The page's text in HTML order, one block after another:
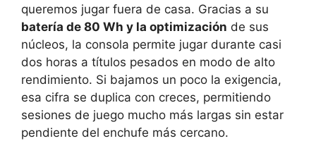
queremos jugar fuera de casa. Gracias a su
batería de 80 Wh y la optimización de sus
núcleos, la consola permite jugar durante casi
dos horas a títulos pesados en modo de alto
rendimiento. Si bajamos un poco la exigencia,
esa cifra se duplica con creces, permitiendo
sesiones de juego mucho más largas sin estar
pendiente del enchufe más cercano.